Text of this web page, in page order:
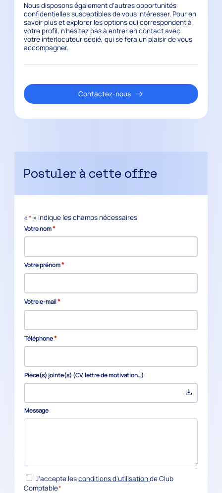
Nous disposons également d’autres opportunités
confidentielles susceptibles de vous intéresser. Pour en
savoir plus et explorer les options qui correspondent à
votre profil, n’hésitez pas à entrer en contact avec
votre interlocuteur dédié, qui se fera un plaisir de vous
accompagner.
Contactez-nous
Postuler à cette offre
«* » indique les champs nécessaires
Votre nom*
Votre prénom*
Votre e-mail*
Téléphone*
Pièce(s) jointe(s) (CV, lettre de motivation…)
Message
RGPD*
J’accepte lesconditions d’utilisationde Club
Comptable*